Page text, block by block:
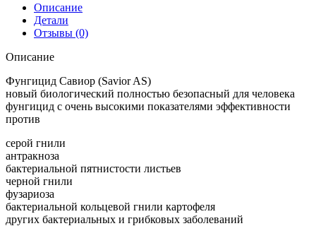
Описание
Детали
Отзывы (0)
Описание
Фунгицид Савиор (Savior AS)
новый биологический полностью безопасный для человека
фунгицид с очень высокими показателями эффективности
против
серой гнили
антракноза
бактериальной пятнистости листьев
черной гнили
фузариоза
бактериальной кольцевой гнили картофеля
других бактериальных и грибковых заболеваний